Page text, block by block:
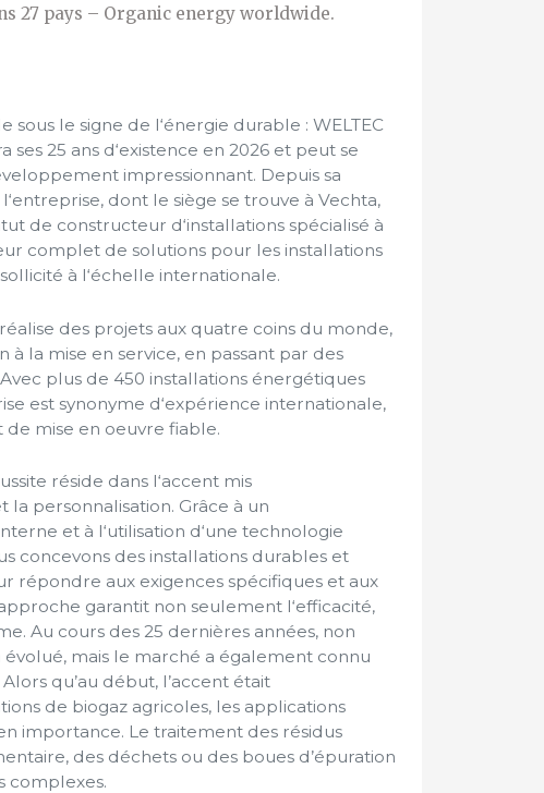
27 pays – Organic energy worldwide.
sous le signe de l‘énergie durable : WELTEC
ses 25 ans d‘existence en 2026 et peut se
impressionnant. Depuis sa
dont le siège se trouve à Vechta,
de constructeur d‘installations spécialisé à
complet de solutions pour les installations
à l‘échelle internationale.
réalise des projets aux quatre coins du monde,
la mise en service, en passant par des
plus de 450 installations énergétiques
est synonyme d‘expérience internationale,
mise en oeuvre fiable.
réside dans l‘accent mis
personnalisation. Grâce à un
et à l‘utilisation d‘une technologie
concevons des installations durables et
répondre aux exigences spécifiques et aux
garantit non seulement l‘efficacité,
Au cours des 25 dernières années, non
évolué, mais le marché a également connu
qu’au début, l’accent était
de biogaz agricoles, les applications
importance. Le traitement des résidus
des déchets ou des boues d’épuration
complexes.